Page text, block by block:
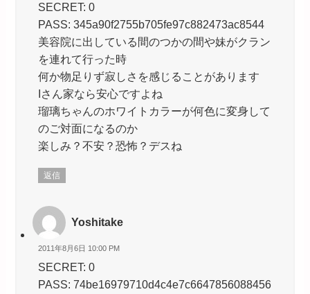
SECRET: 0
PASS: 345a90f2755b705fe97c882473ac8544
美容院に出している間のつかの間や妹がクラン
を連れて行った時
何か物足りず寂しさを感じることがあります
Iさん家なら安心ですよね
瑠璃ちゃんのホワイトカラーが何色に変身して
のご対面になるのか
楽しみ？不安？恐怖？デスね
返信
Yoshitake
2011年8月6日 10:00 PM
SECRET: 0
PASS: 74be16979710d4c4e7c6647856088456